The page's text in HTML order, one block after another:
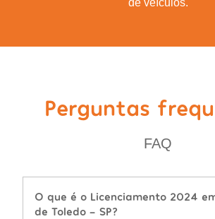
de veículos.
Perguntas
FAQ
O que é o Licenciamento 2024
de Toledo - SP?